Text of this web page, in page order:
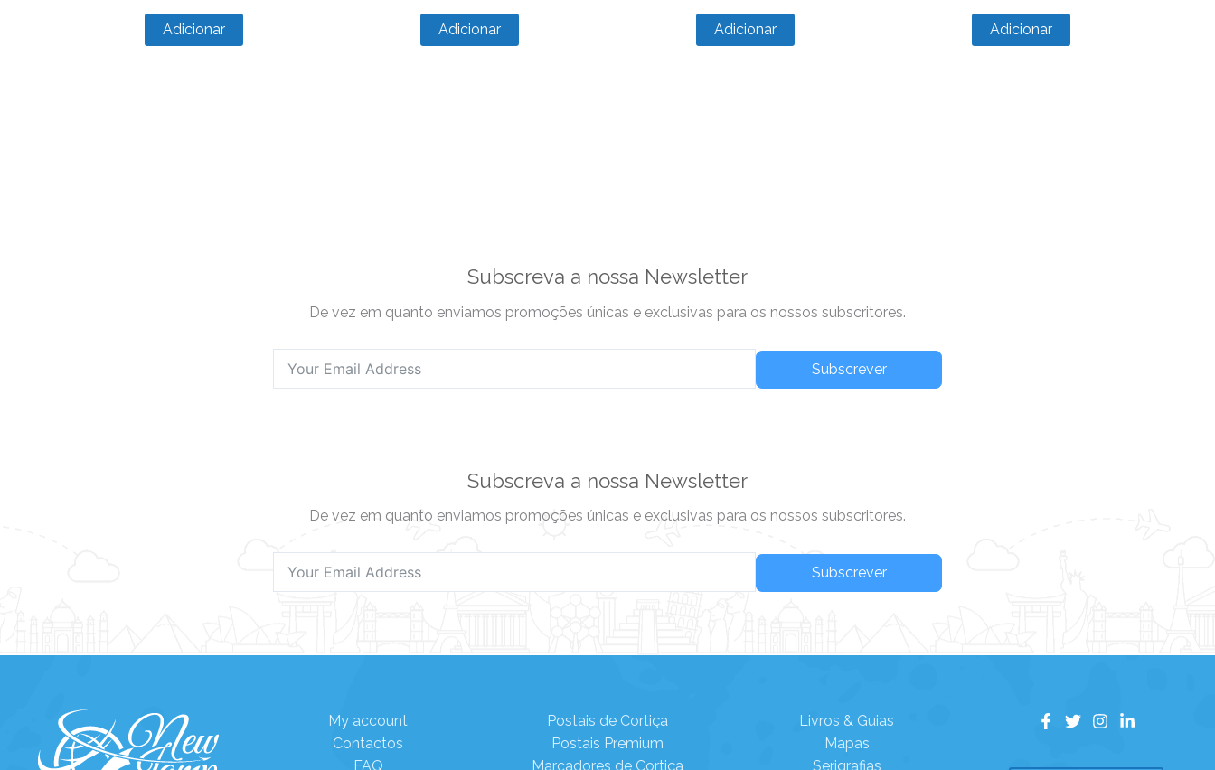
Adicionar Adicionar Adicionar Adicionar
Subscreva a nossa Newsletter
De vez em quanto enviamos promoções únicas e exclusivas para os nossos subscritores.
Subscrever
Subscreva a nossa Newsletter
De vez em quanto enviamos promoções únicas e exclusivas para os nossos subscritores.
Subscrever
My account
Contactos
FAQ
Postais de Cortiça
Postais Premium
Marcadores de Cortiça
Livros & Guias
Mapas
Serigrafias